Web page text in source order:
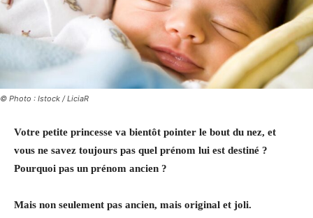
© Photo : Istock / LiciaR
Votre petite princesse va bientôt pointer le bout du nez, et
vous ne savez toujours pas quel prénom lui est destiné ?
Pourquoi pas un prénom ancien ?
Mais non seulement pas ancien, mais original et joli.